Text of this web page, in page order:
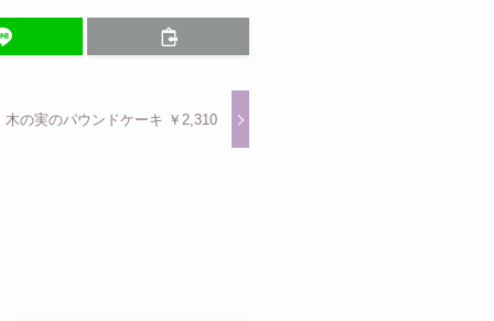
木の実のパウンドケーキ ￥2,310